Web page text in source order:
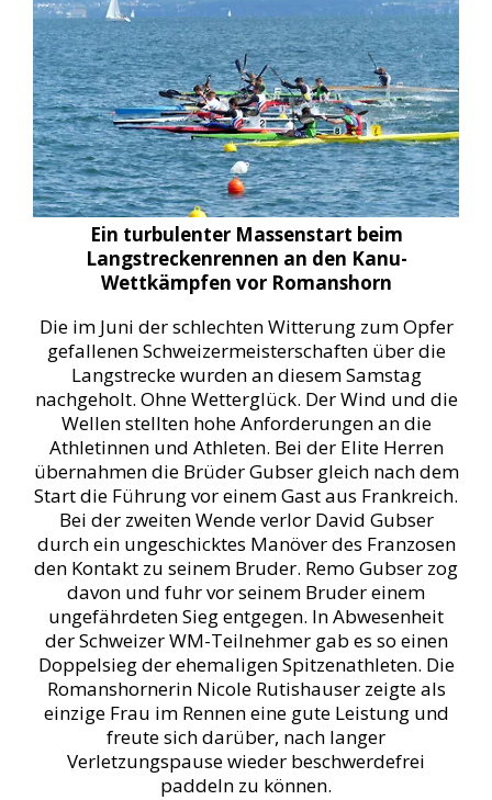
Ein turbulenter Massenstart beim
Langstreckenrennen an den Kanu-
Wettkämpfen vor Romanshorn
Die im Juni der schlechten Witterung zum Opfer
gefallenen Schweizermeisterschaften über die
Langstrecke wurden an diesem Samstag
nachgeholt. Ohne Wetterglück. Der Wind und die
Wellen stellten hohe Anforderungen an die
Athletinnen und Athleten. Bei der Elite Herren
übernahmen die Brüder Gubser gleich nach dem
Start die Führung vor einem Gast aus Frankreich.
Bei der zweiten Wende verlor David Gubser
durch ein ungeschicktes Manöver des Franzosen
den Kontakt zu seinem Bruder. Remo Gubser zog
davon und fuhr vor seinem Bruder einem
ungefährdeten Sieg entgegen. In Abwesenheit
der Schweizer WM-Teilnehmer gab es so einen
Doppelsieg der ehemaligen Spitzenathleten. Die
Romanshornerin Nicole Rutishauser zeigte als
einzige Frau im Rennen eine gute Leistung und
freute sich darüber, nach langer
Verletzungspause wieder beschwerdefrei
paddeln zu können.